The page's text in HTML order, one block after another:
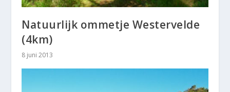
Natuurlijk ommetje Westervelde
(4km)
8 juni 2013